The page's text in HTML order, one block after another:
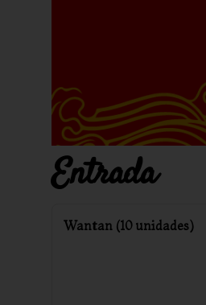
Entrada
Wantan (10 unidades)